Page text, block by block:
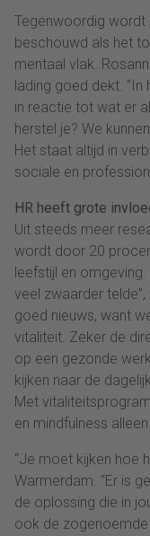
Tegenwoordig
beschouwd als het
mentaal vlak.
lading goed dekt.
in reactie tot wat er
herstel je? We
Het staat altijd in
sociale en
HR heeft grote
Uit steeds meer
wordt door 20
leefstijl en
veel zwaarder
goed nieuws, want
vitaliteit. Zeker de
op een gezonde
kijken naar de
Met
en mindfulness
“Je moet kijken hoe
Warmerdam. “Er is
de oplossing die in
ook de zogenoemde